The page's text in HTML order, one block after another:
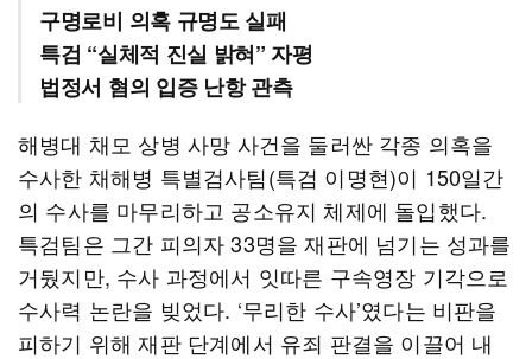
구명로비 의혹 규명도 실패
특검 “실체적 진실 밝혀” 자평
법정서 혐의 입증 난항 관측
해병대 채모 상병 사망 사건을 둘러싼 각종 의혹을
수사한 채해병 특별검사팀(특검 이명현)이 150일간
의 수사를 마무리하고 공소유지 체제에 돌입했다.
특검팀은 그간 피의자 33명을 재판에 넘기는 성과를
거뒀지만, 수사 과정에서 잇따른 구속영장 기각으로
수사력 논란을 빚었다. ‘무리한 수사’였다는 비판을
피하기 위해 재판 단계에서 유죄 판결을 이끌어 내